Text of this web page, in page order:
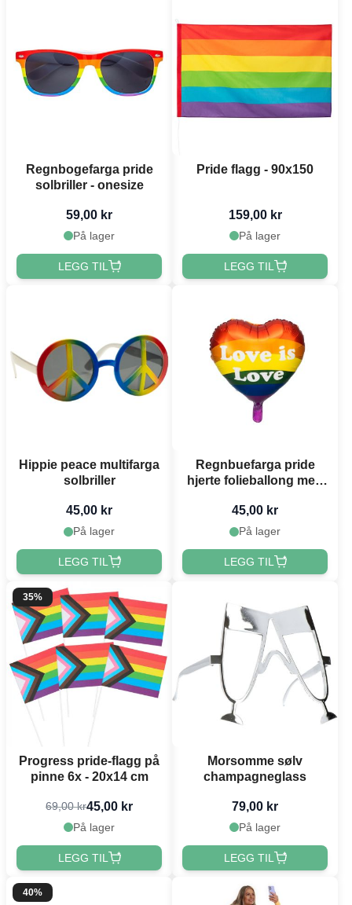
Regnbogefarga pride
solbriller - onesize
59,00 kr
På lager
LEGG TIL
Pride flagg - 90x150
159,00 kr
På lager
LEGG TIL
Hippie peace multifarga
solbriller
45,00 kr
På lager
LEGG TIL
Regnbuefarga pride
hjerte folieballong med
45,00 kr
På lager
LEGG TIL
35%
Progress pride-flagg på
pinne 6x - 20x14 cm
69,00 kr45,00 kr
På lager
LEGG TIL
Morsomme sølv
champagneglass
79,00 kr
På lager
LEGG TIL
40%